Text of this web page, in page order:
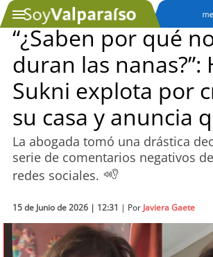
SOYTV
Podcast
Actualidad
Entretención
Economía
Deportes
“¿Saben por qué
duran las nanas?”:
Sukni explota por
su casa y anuncia
La abogada tomó una drástica
serie de comentarios negativos
redes sociales.
15 de Junio de 2026 | 12:31 | Por Javiera Gaete